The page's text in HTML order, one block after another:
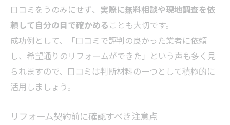
口コミをうのみにせず、 実際に無料相談や現地調査を依
頼して自分の目で確かめる ことも大切です。
成功例として、「口コミで評判の良かった業者に依頼
し、希望通りのリフォームができた」という声も多く見
られますので、口コミは判断材料の一つとして積極的に
活用しましょう。
リフォーム契約前に確認すべき注意点